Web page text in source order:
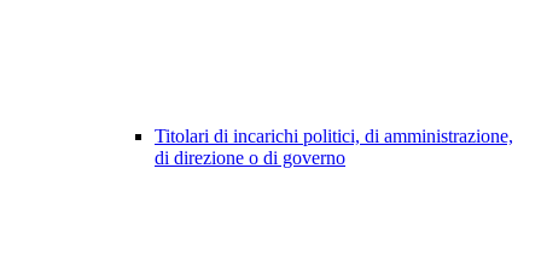
Titolari di incarichi politici, di amministrazione,
di direzione o di governo